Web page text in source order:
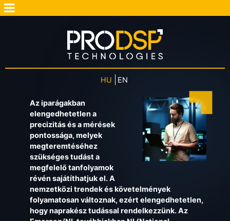
HU EN
Az iparágakban
elengedhetetlen a
precizitás és a mérések
pontossága, melyek
megteremtéséhez
szükséges tudást a
megfelelő tanfolyamok
révén sajátíthatjuk el. A
nemzetközi trendek és követelmények
folyamatosan változnak, ezért elengedhetetlen,
hogy naprakész tudással rendelkezzünk. Az